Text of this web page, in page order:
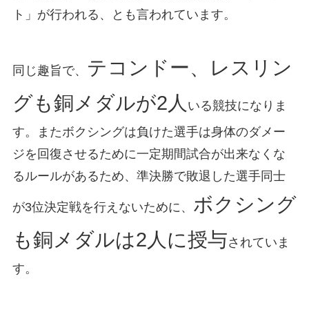
ト」が行われる、とも言われています。
同じ趣旨で、
テコンドー、レスリン
グも銅メダルが2人 いる競技になりま
す。またボクシングは負けた選手は身体のダメー
ジを回復させるために一定期間試合が出来なくな
るルールがあるため、準決勝で敗退した選手同士
が3位決定戦を行えないために、 ボクシング
も銅メダルは2人に授与されていま
す。